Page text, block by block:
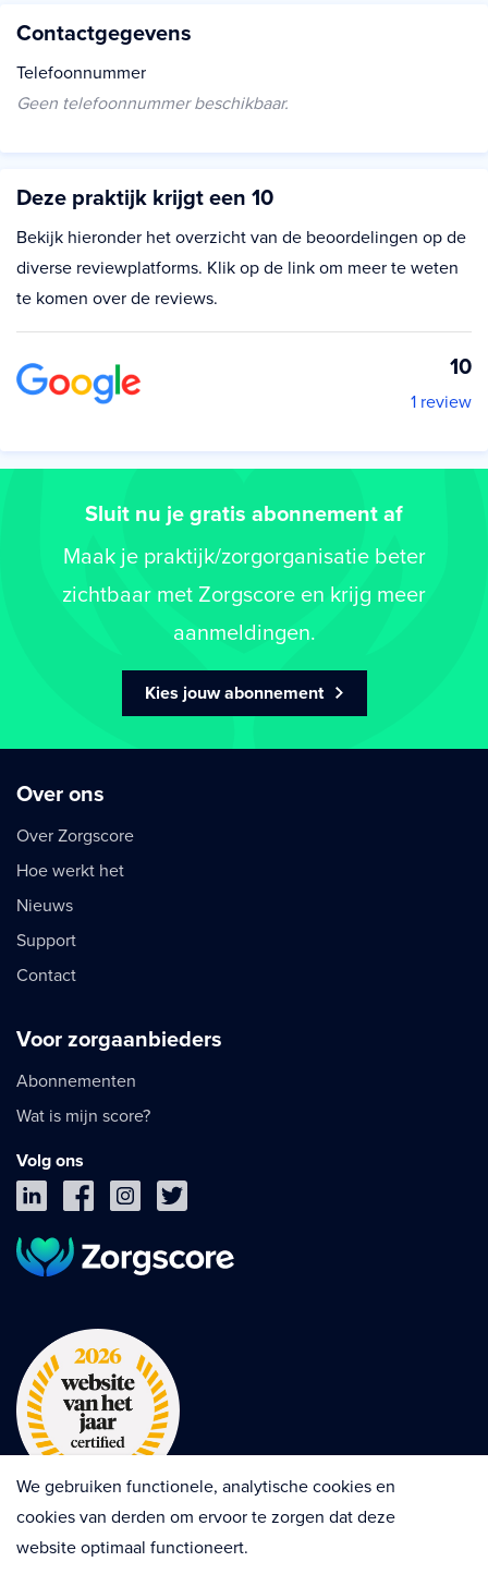
Contactgegevens
Telefoonnummer
Geen telefoonnummer beschikbaar.
Deze praktijk krijgt een 10
Bekijk hieronder het overzicht van de beoordelingen op de
diverse reviewplatforms. Klik op de link om meer te weten
te komen over de reviews.
10
1 review
Sluit nu je gratis abonnement af
Maak je praktijk/zorgorganisatie beter
zichtbaar met Zorgscore en krijg meer
aanmeldingen.
Kies jouw abonnement
Over ons
Over Zorgscore
Hoe werkt het
Nieuws
Support
Contact
Voor zorgaanbieders
Abonnementen
Wat is mijn score?
Volg ons
Privacy Cookies
We gebruiken functionele, analytische cookies en
cookies van derden om ervoor te zorgen dat deze
website optimaal functioneert.